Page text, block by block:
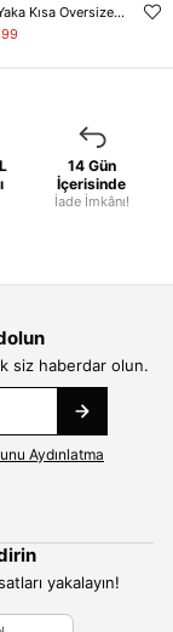
Kadın Bisiklet Yaka Kısa Oversize T-Shirt - Bebe Mavi
14 Gün
İçerisinde
İade İmkânı!
siz haberdar olun.
Aydınlatma
yakalayın!